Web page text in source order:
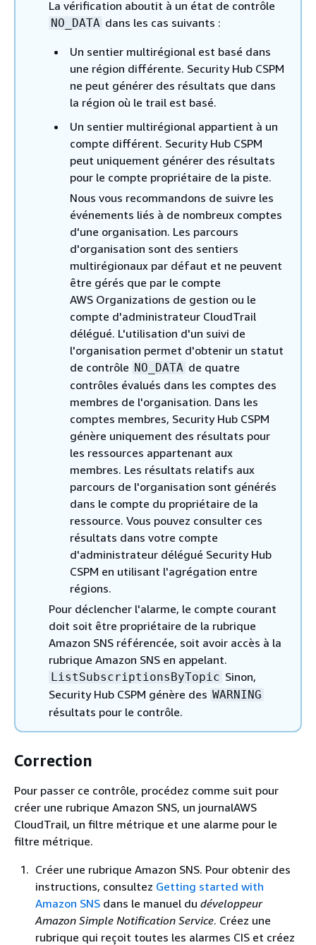
La vérification aboutit à un état de contrôle
NO_DATA dans les cas suivants :
Un sentier multirégional est basé dans
une région différente. Security Hub CSPM
ne peut générer des résultats que dans
la région où le trail est basé.
Un sentier multirégional appartient à un
compte différent. Security Hub CSPM
peut uniquement générer des résultats
pour le compte propriétaire de la piste.
Nous vous recommandons de suivre les
événements liés à de nombreux comptes
d'une organisation. Les parcours
d'organisation sont des sentiers
multirégionaux par défaut et ne peuvent
être gérés que par le compte
AWS Organizations de gestion ou le
compte d'administrateur CloudTrail
délégué. L'utilisation d'un suivi de
l'organisation permet d'obtenir un statut
de contrôle NO_DATA de quatre
contrôles évalués dans les comptes des
membres de l'organisation. Dans les
comptes membres, Security Hub CSPM
génère uniquement des résultats pour
les ressources appartenant aux
membres. Les résultats relatifs aux
parcours de l'organisation sont générés
dans le compte du propriétaire de la
ressource. Vous pouvez consulter ces
résultats dans votre compte
d'administrateur délégué Security Hub
CSPM en utilisant l'agrégation entre
régions.
Pour déclencher l'alarme, le compte courant
doit soit être propriétaire de la rubrique
Amazon SNS référencée, soit avoir accès à la
rubrique Amazon SNS en appelant.
ListSubscriptionsByTopic Sinon,
Security Hub CSPM génère des WARNING
résultats pour le contrôle.
Correction
Pour passer ce contrôle, procédez comme suit pour
créer une rubrique Amazon SNS, un journalAWS
CloudTrail, un filtre métrique et une alarme pour le
filtre métrique.
Créer une rubrique Amazon SNS. Pour obtenir des
instructions, consultez Getting started with
Amazon SNS dans le manuel du développeur
Amazon Simple Notification Service. Créez une
rubrique qui reçoit toutes les alarmes CIS et créez